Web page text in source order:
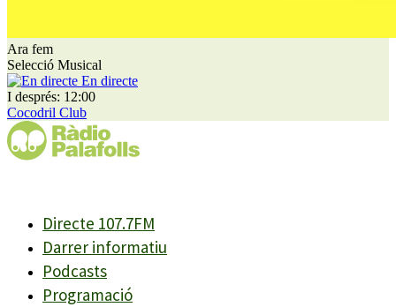
Ara fem
Selecció Musical
En directe
I després: 12:00
Cocodril Club
Directe 107.7FM
Darrer informatiu
Podcasts
Programació